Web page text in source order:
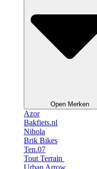
Open Merken
Azor
Bakfiets.nl
Nihola
Brik Bikes
Ten.07
Tout Terrain